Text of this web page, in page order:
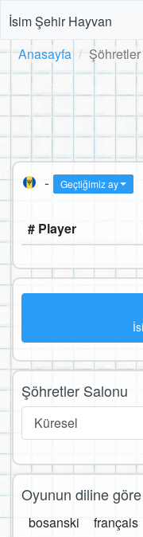
İsim Şehir Hayvan
Anasayfa
- Geçtiğimiz ay
# Player
Şöhretler Salonu
Küresel
Oyunun diline
bosanski français